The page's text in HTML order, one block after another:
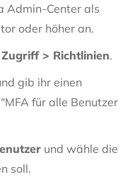
Admin-Center als
oder höher an.
> Richtlinien.
gib ihr einen
für alle Benutzer
und wähle die
soll.